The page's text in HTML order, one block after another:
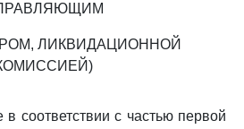
ЛИКВИДАЦИОННОЙ
соответствии с частью первой